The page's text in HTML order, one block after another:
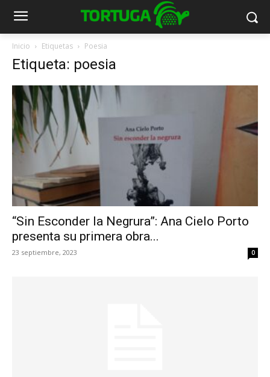
Inicio Etiquetas Poesia
Etiqueta: poesia
“Sin Esconder la Negrura”: Ana Cielo Porto
presenta su primera obra...
23 septiembre, 2023 0